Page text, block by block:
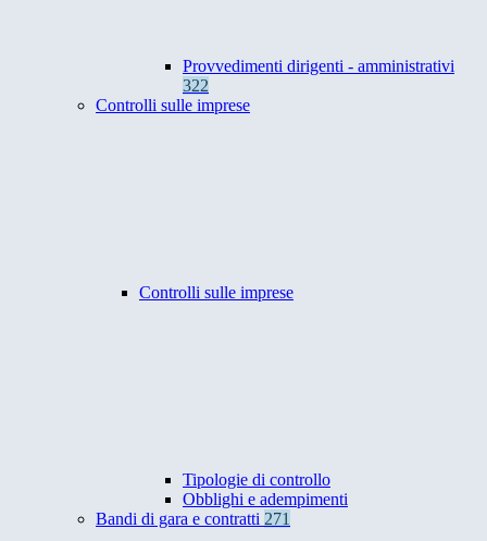
Provvedimenti dirigenti - amministrativi
322
Controlli sulle imprese
Controlli sulle imprese
Tipologie di controllo
Obblighi e adempimenti
Bandi di gara e contratti 271